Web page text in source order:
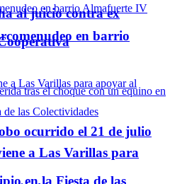
al juicio contra ex
a Las Varillas para
en la Fiesta de las
en barrio
ocurrido el 21 de julio